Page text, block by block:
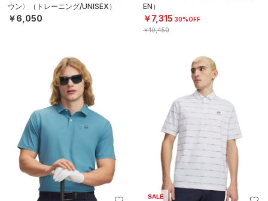
ウン〉（トレーニング/UNISEX）
￥6,050
EN）
￥7,315 30%OFF
￥10,450
SALE